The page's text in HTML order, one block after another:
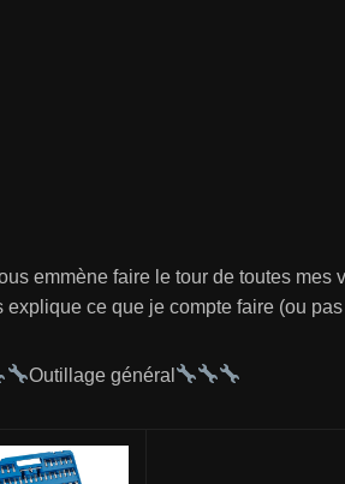
emmène faire le tour de toutes mes
explique ce que je compte faire (ou
Outillage général